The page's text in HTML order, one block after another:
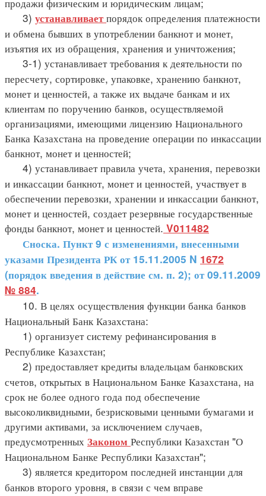
3) устанавливаетпорядок определения платежности
и обмена бывших в употреблении банкнот и монет,
изъятия их из обращения, хранения и уничтожения;
3-1) устанавливает требования к деятельности по
пересчету, сортировке, упаковке, хранению банкнот,
монет и ценностей, а также их выдаче банкам и их
клиентам по поручению банков, осуществляемой
организациями, имеющими лицензию Национального
Банка Казахстана на проведение операции по инкассации
банкнот, монет и ценностей;
4) устанавливает правила учета, хранения, перевозки
и инкассации банкнот, монет и ценностей, участвует в
обеспечении перевозки, хранении и инкассации банкнот,
монет и ценностей, создает резервные государственные
фонды банкнот, монет и ценностей. V011482
Сноска. Пункт 9 с изменениями, внесенными
указами Президента РК от 15.11.2005 N 1672
(порядок введения в действие см. п. 2); от 09.11.2009
№ 884.
10. В целях осуществления функции банка банков
Национальный Банк Казахстана:
1) организует систему рефинансирования в
Республике Казахстан;
2) предоставляет кредиты владельцам банковских
счетов, открытых в Национальном Банке Казахстана, на
срок не более одного года под обеспечение
высоколиквидными, безрисковыми ценными бумагами и
другими активами, за исключением случаев,
предусмотренных Законом Республики Казахстан "О
Национальном Банке Республики Казахстан";
3) является кредитором последней инстанции для
банков второго уровня, в связи с чем вправе